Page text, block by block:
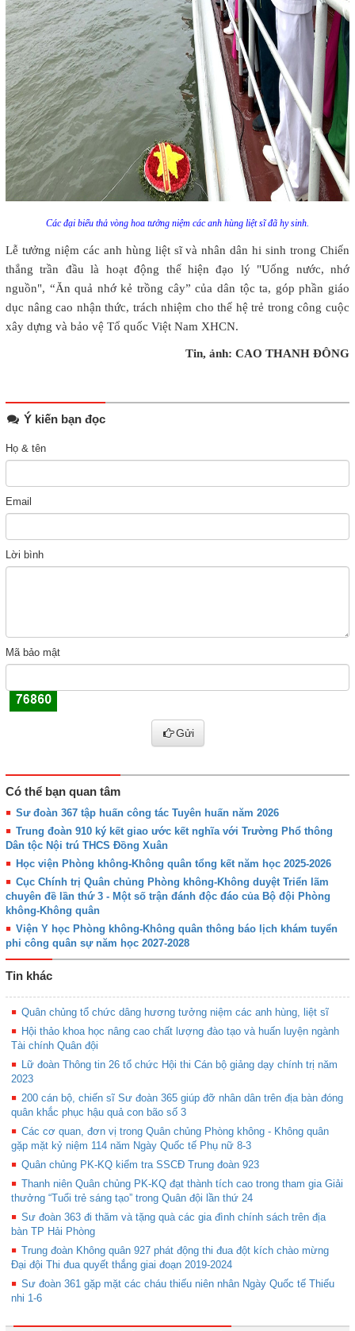
Các đại biểu thả vòng hoa tưởng niệm các anh hùng liệt sĩ đã hy sinh.
Lễ tưởng niệm các anh hùng liệt sĩ và nhân dân hi sinh trong Chiến
thắng trần đầu là hoạt động thể hiện đạo lý "Uống nước, nhớ
nguồn", “Ăn quả nhớ kẻ trồng cây” của dân tộc ta, góp phần giáo
dục nâng cao nhận thức, trách nhiệm cho thế hệ trẻ trong công cuộc
xây dựng và bảo vệ Tổ quốc Việt Nam XHCN.
Tin, ảnh: CAO THANH ĐÔNG
Ý kiến bạn đọc
Họ & tên
Email
Lời bình
Mã bảo mật
Gửi
Có thể bạn quan tâm
Sư đoàn 367 tập huấn công tác Tuyên huấn năm 2026
Trung đoàn 910 ký kết giao ước kết nghĩa với Trường Phổ thông
Dân tộc Nội trú THCS Đồng Xuân
Học viện Phòng không-Không quân tổng kết năm học 2025-2026
Cục Chính trị Quân chủng Phòng không-Không duyệt Triển lãm
chuyên đề lần thứ 3 - Một số trận đánh độc đáo của Bộ đội Phòng
không-Không quân
Viện Y học Phòng không-Không quân thông báo lịch khám tuyển
phi công quân sự năm học 2027-2028
Tin khác
Quân chủng tổ chức dâng hương tưởng niệm các anh hùng, liệt sĩ
Hội thảo khoa học nâng cao chất lượng đào tạo và huấn luyện ngành
Tài chính Quân đội
Lữ đoàn Thông tin 26 tổ chức Hội thi Cán bộ giảng dạy chính trị năm
2023
200 cán bộ, chiến sĩ Sư đoàn 365 giúp đỡ nhân dân trên địa bàn đóng
quân khắc phục hậu quả con bão số 3
Các cơ quan, đơn vị trong Quân chủng Phòng không - Không quân
gặp mặt kỷ niệm 114 năm Ngày Quốc tế Phụ nữ 8-3
Quân chủng PK-KQ kiểm tra SSCĐ Trung đoàn 923
Thanh niên Quân chủng PK-KQ đạt thành tích cao trong tham gia Giải
thưởng “Tuổi trẻ sáng tạo” trong Quân đội lần thứ 24
Sư đoàn 363 đi thăm và tặng quà các gia đình chính sách trên địa
bàn TP Hải Phòng
Trung đoàn Không quân 927 phát động thi đua đột kích chào mừng
Đại đội Thi đua quyết thắng giai đoạn 2019-2024
Sư đoàn 361 gặp mặt các cháu thiếu niên nhân Ngày Quốc tế Thiếu
nhi 1-6